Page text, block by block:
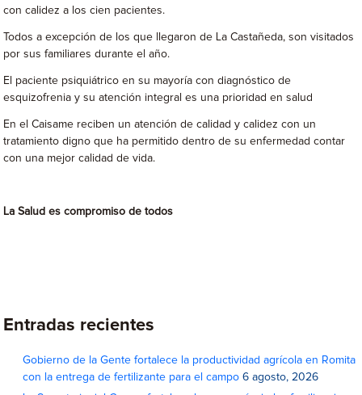
con calidez a los cien pacientes.
Todos a excepción de los que llegaron de La Castañeda, son visitados
por sus familiares durante el año.
El paciente psiquiátrico en su mayoría con diagnóstico de
esquizofrenia y su atención integral es una prioridad en salud
En el Caisame reciben un atención de calidad y calidez con un
tratamiento digno que ha permitido dentro de su enfermedad contar
con una mejor calidad de vida.
La Salud es compromiso de todos
Entradas recientes
Gobierno de la Gente fortalece la productividad agrícola en Romita
con la entrega de fertilizante para el campo 6 agosto, 2026